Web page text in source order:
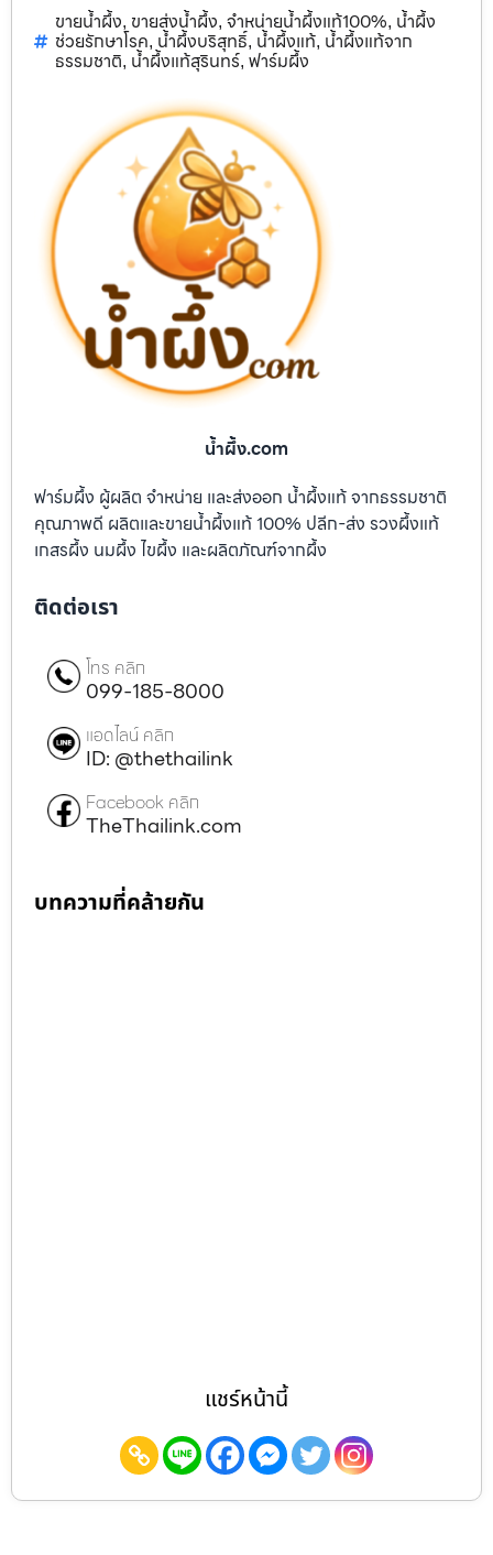
ขายน้ำผึ้ง, ขายส่งน้ำผึ้ง, จำหน่ายน้ำผึ้งแท้100%, น้ำผึ้ง
ช่วยรักษาโรค, น้ำผึ้งบริสุทธิ์, น้ำผึ้งแท้, น้ำผึ้งแท้จาก
ธรรมชาติ, น้ำผึ้งแท้สุรินทร์, ฟาร์มผึ้ง
น้ำผึ้ง.com
ฟาร์มผึ้ง ผู้ผลิต จำหน่าย และส่งออก น้ำผึ้งแท้ จากธรรมชาติ
คุณภาพดี ผลิตและขายน้ำผึ้งแท้ 100% ปลีก-ส่ง รวงผึ้งแท้
เกสรผึ้ง นมผึ้ง ไขผึ้ง และผลิตภัณฑ์จากผึ้ง
ติดต่อเรา
โทร คลิก
099-185-8000
แอดไลน์ คลิก
ID: @thethailink
Facebook คลิก
TheThailink.com
บทความที่คล้ายกัน
แชร์หน้านี้